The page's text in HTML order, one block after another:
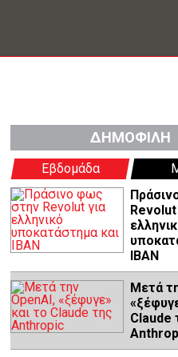
ΔΗΜΟΦΙΛΗ
Εβδομάδα
Revolut
IBAN
Μετά
Claude